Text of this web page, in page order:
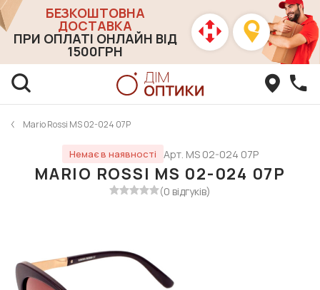
БЕЗКОШТОВНА
ДОСТАВКА
ПРИ ОПЛАТІ ОНЛАЙН ВІД
1500ГРН
Mario Rossi MS 02-024 07P
Немає в наявності Арт. MS 02-024 07P
MARIO ROSSI MS 02-024 07P
(0 відгуків)